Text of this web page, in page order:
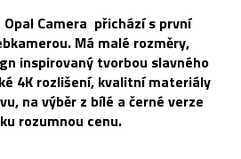
Camera přichází s první
Má malé rozměry,
inspirovaný tvorbou slavného
4K rozlišení, kvalitní materiály
na výběr z bílé a černé verze
rozumnou cenu.